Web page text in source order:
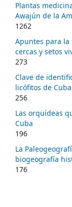
Plantas
Awajún de la
1262
Apuntes para la
cercas y setos
273
Clave de
licófitos de Cuba
256
Las orquídeas
Cuba
196
La
biogeografía
176